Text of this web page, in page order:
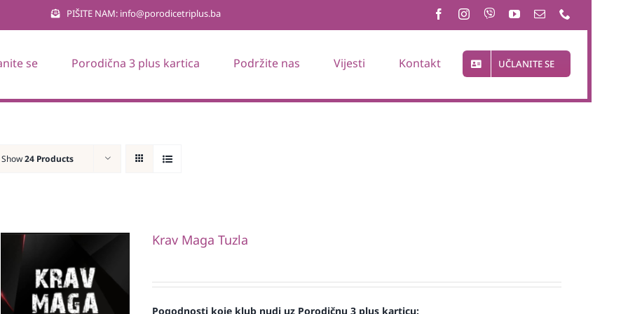
PIŠITE NAM: info@porodicetriplus.ba
se Porodična 3 plus kartica Podržite nas Vijesti Kontakt UČLANITE SE
Show24 Products
Krav Maga Tuzla
Pogodnosti koje klub nudi uz Porodičnu 3 plus karticu: